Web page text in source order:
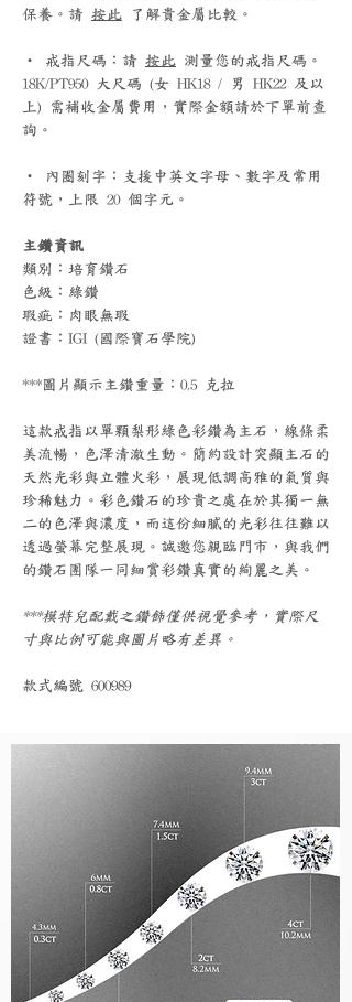
保養。請 按此 了解貴金屬比較。
‧ 戒指尺碼：請 按此 測量您的戒指尺碼。
18K/PT950 大尺碼 (女 HK18 / 男 HK22 及以
上) 需補收金屬費用，實際金額請於下單前查
詢。
‧ 內圈刻字：支援中英文字母、數字及常用
符號，上限 20 個字元。
主鑽資訊
類別：培育鑽石
色級：綠鑽
瑕疵：肉眼無瑕
證書：IGI (國際寶石學院)
***圖片顯示主鑽重量：0.5 克拉
這款戒指以單顆梨形綠色彩鑽為主石，線條柔
美流暢，色澤清澈生動。簡約設計突顯主石的
天然光彩與立體火彩，展現低調高雅的氣質與
珍稀魅力。彩色鑽石的珍貴之處在於其獨一無
二的色澤與濃度，而這份細膩的光彩往往難以
透過螢幕完整展現。誠邀您親臨門市，與我們
的鑽石團隊一同細賞彩鑽真實的絢麗之美。
***模特兒配戴之鑽飾僅供視覺參考，實際尺
寸與比例可能與圖片略有差異。
款式編號 600989